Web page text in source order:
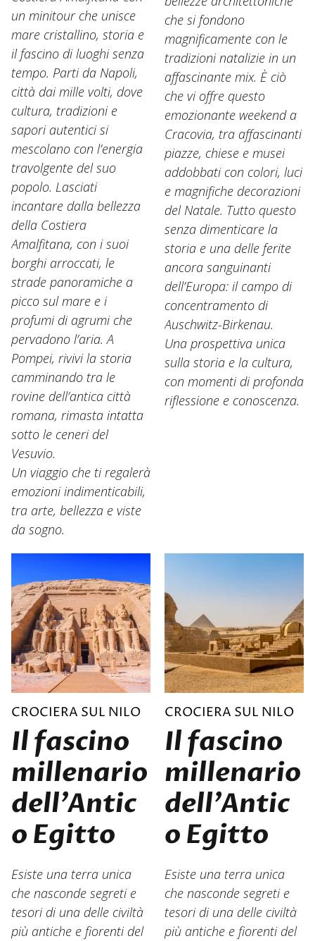
un minitour che unisce
mare cristallino, storia e
il fascino di luoghi senza
tempo. Parti da Napoli,
città dai mille volti, dove
cultura, tradizioni e
sapori autentici si
mescolano con l’energia
travolgente del suo
popolo. Lasciati
incantare dalla bellezza
della Costiera
Amalfitana, con i suoi
borghi arroccati, le
strade panoramiche a
picco sul mare e i
profumi di agrumi che
pervadono l’aria. A
Pompei, rivivi la storia
camminando tra le
rovine dell’antica città
romana, rimasta intatta
sotto le ceneri del
Vesuvio.
Un viaggio che ti regalerà
emozioni indimenticabili,
tra arte, bellezza e viste
da sogno.
che si fondono
magnificamente con le
tradizioni natalizie in un
affascinante mix. È ciò
che vi offre questo
emozionante weekend a
Cracovia, tra affascinanti
piazze, chiese e musei
addobbati con colori, luci
e magnifiche decorazioni
del Natale. Tutto questo
senza dimenticare la
storia e una delle ferite
ancora sanguinanti
dell’Europa: il campo di
concentramento di
Auschwitz-Birkenau.
Una prospettiva unica
sulla storia e la cultura,
con momenti di profonda
riflessione e conoscenza.
CROCIERA SUL NILO
Il fascino
millenario
dell’Antic
o Egitto
Esiste una terra unica
che nasconde segreti e
tesori di una delle civiltà
più antiche e fiorenti del
CROCIERA SUL NILO
Il fascino
millenario
dell’Antic
o Egitto
Esiste una terra unica
che nasconde segreti e
tesori di una delle civiltà
più antiche e fiorenti del